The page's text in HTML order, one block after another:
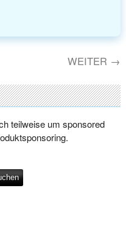
WEITER →
teilweise um sponsored